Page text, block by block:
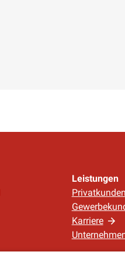
Leistungen
Privatkunden
Karriere